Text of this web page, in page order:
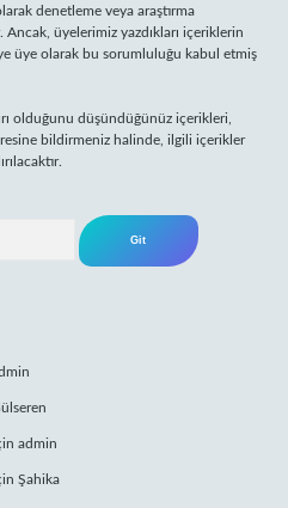
denetleme veya araştırma
üyelerimiz yazdıkları içeriklerin
üye olarak bu sorumluluğu kabul etmiş
olduğunu düşündüğünüz içerikleri,
bildirmeniz halinde, ilgili içerikler
admin
Şahika